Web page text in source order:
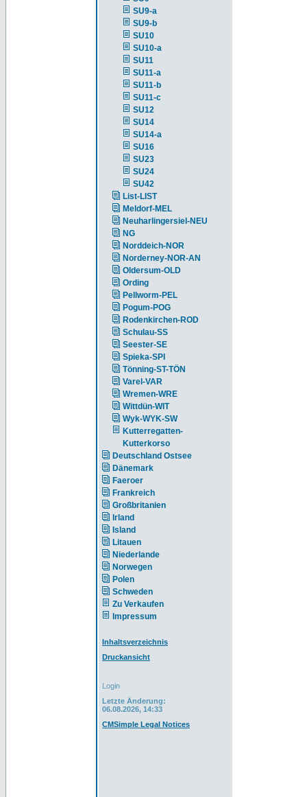
SU9-a
SU9-b
SU10
SU10-a
SU11
SU11-a
SU11-b
SU11-c
SU12
SU14
SU14-a
SU16
SU23
SU24
SU42
List-LIST
Meldorf-MEL
Neuharlingersiel-NEU
NG
Norddeich-NOR
Norderney-NOR-AN
Oldersum-OLD
Ording
Pellworm-PEL
Pogum-POG
Rodenkirchen-ROD
Schulau-SS
Seester-SE
Spieka-SPI
Tönning-ST-TÖN
Varel-VAR
Wremen-WRE
Wittdün-WIT
Wyk-WYK-SW
Kutterregatten-
Kutterkorso
Deutschland Ostsee
Dänemark
Faeroer
Frankreich
Großbritanien
Irland
Island
Litauen
Niederlande
Norwegen
Polen
Schweden
Zu Verkaufen
Impressum
Inhaltsverzeichnis
Druckansicht
Login
Letzte Änderung:
06.08.2026, 14:33
CMSimple Legal Notices